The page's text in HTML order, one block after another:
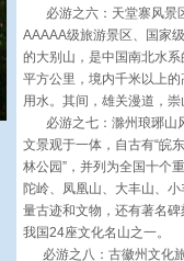
必游之六：天堂寨风景区
AAAAA级旅游景区、国家
的大别山，是中国南北水
平方公里，境内千米以上
用水。其间，雄关漫道，
必游之七：滁州琅琊山风
文景观于一体，自古有“皖
林公园”，并列为全国十个
陀岭、凤凰山、大丰山、
量古迹和文物，还有著名
我国24座文化名山之一。
必游之八：古徽州文化旅